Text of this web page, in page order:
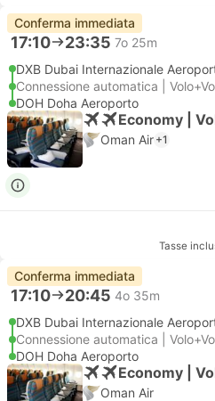
Conferma immediata
17:10 23:35 7o 25m
DXB Dubai Internazionale
Connessione automatica |
DOH Doha Aeroporto
Economy |
Oman Air +1
Tasse
Conferma immediata
17:10 20:45 4o 35m
DXB Dubai Internazionale
Connessione automatica |
DOH Doha Aeroporto
Economy |
Oman Air